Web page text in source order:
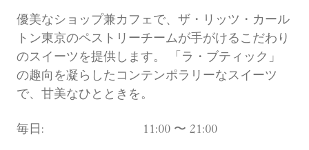
優美なショップ兼カフェで、ザ・リッツ・カール
トン東京のペストリーチームが手がけるこだわり
のスイーツを提供します。 「ラ・ブティック」
の趣向を凝らしたコンテンポラリーなスイーツ
で、甘美なひとときを。
毎日: 11:00 〜 21:00